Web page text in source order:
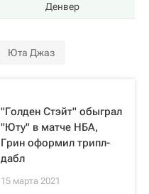
Денвер
Юта Джаз
"Голден Стэйт" обыграл
"Юту" в матче НБА,
Грин оформил трипл-
дабл
15 марта 2021